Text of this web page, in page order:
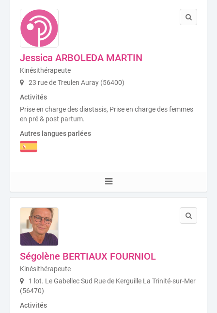
Jessica ARBOLEDA MARTIN
Kinésithérapeute
23 rue de Treulen Auray (56400)
Activités
Prise en charge des diastasis, Prise en charge des femmes
en pré & post partum.
Autres langues parlées
Ségolène BERTIAUX FOURNIOL
Kinésithérapeute
1 lot. Le Gabellec Sud Rue de Kerguille La Trinité-sur-Mer
(56470)
Activités